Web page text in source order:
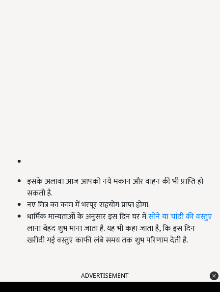
इसके अलावा आज आपको नये मकान और वाहन की भी प्राप्ति हो
सकती है.
नए मित्र का काम में भरपूर सहयोग प्राप्त होगा.
धार्मिक मान्यताओं के अनुसार इस दिन घर मेंसोने या चांदी की वस्तुएं
लाना बेहद शुभ माना जाता है. यह भी कहा जाता है, कि इस दिन
खरीदी गई वस्तुएं काफी लंबे समय तक शुभ परिणाम देती है.
ADVERTISEMENT